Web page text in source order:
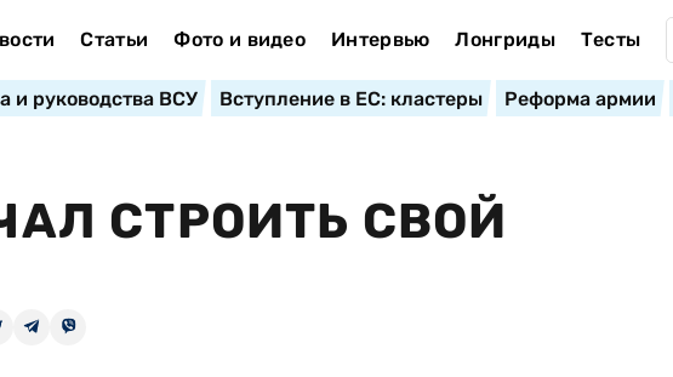
Статьи Фото и видео Интервью Лонгриды Тесты
и руководства ВСУ Вступление в ЕС: кластеры Реформа армии
СТРОИТЬ СВОЙ